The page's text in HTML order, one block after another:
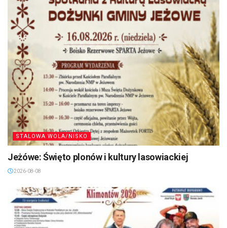
STALOWA WOLA/NISKO
Jeżówe: Święto plonów i kultury lasowiackiej
2026-08-08